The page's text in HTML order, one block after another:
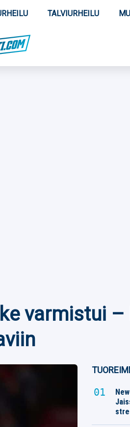
TALVIURHEILU
varmistui –